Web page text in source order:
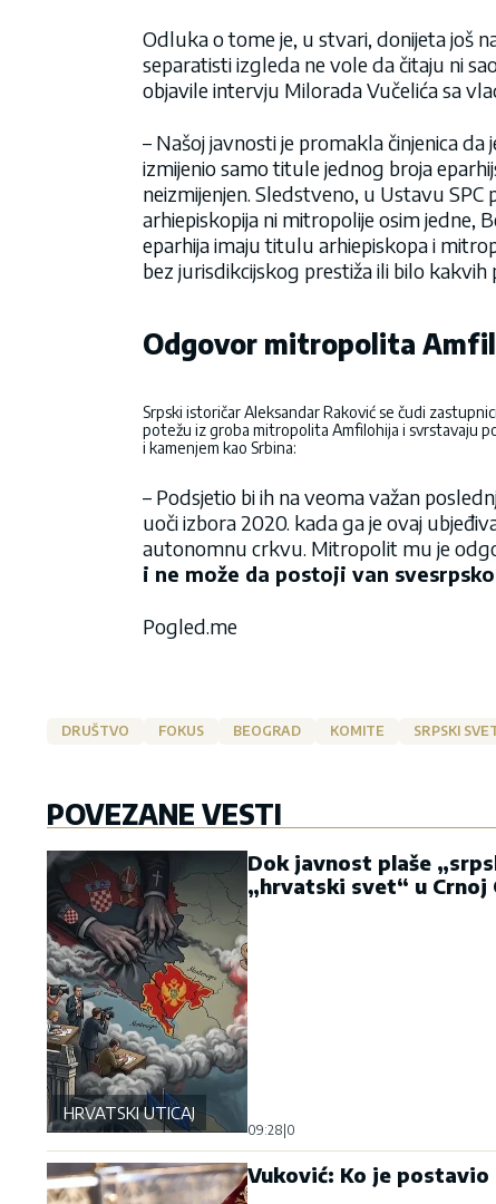
Odluka o tome je, u stvari, donijeta još
separatisti izgleda ne vole da čitaju ni
objavile intervju Milorada Vučelića sa
– Našoj javnosti je promakla činjenica
izmijenio samo titule jednog broja
neizmijenjen. Sledstveno, u Ustavu
arhiepiskopija ni mitropolije osim jedne,
eparhija imaju titulu arhiepiskopa i
bez jurisdikcijskog prestiža ili bilo kakvih
Odgovor mitropolita
Srpski istoričar Aleksandar Raković se čudi
potežu iz groba mitropolita Amfilohija i svrstavaju
i kamenjem kao Srbina:
– Podsjetio bi ih na veoma važan
uoči izbora 2020. kada ga je ovaj
autonomnu crkvu. Mitropolit mu je
i ne može da postoji van
Pogled.me
DRUŠTVO FOKUS BEOGRAD KOMITE SRPSKI
POVEZANE VESTI
HRVATSKI UTICAJ
Dok javnost plaše
„hrvatski svet“ u Crnoj
09:28 0
Vuković: Ko je